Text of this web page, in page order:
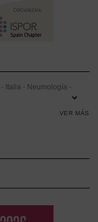
- Italia - Neumología -
VER MÁS